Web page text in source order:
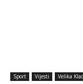
Sport Vijesti Velika